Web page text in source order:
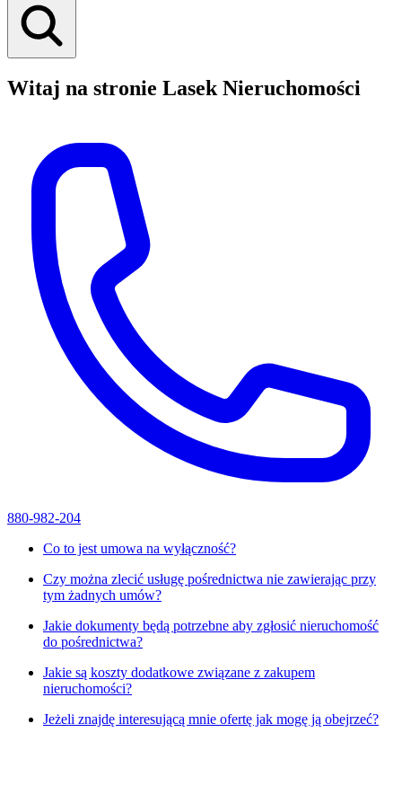
Witaj na stronie Lasek Nieruchomości
880-982-204
Co to jest umowa na wyłączność?
Czy można zlecić usługę pośrednictwa nie zawierając przy
tym żadnych umów?
Jakie dokumenty będą potrzebne aby zgłosić nieruchomość
do pośrednictwa?
Jakie są koszty dodatkowe związane z zakupem
nieruchomości?
Jeżeli znajdę interesującą mnie ofertę jak mogę ją obejrzeć?